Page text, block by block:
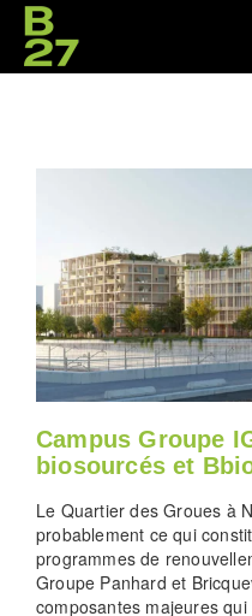
Campus Groupe
biosourcés et
Le Quartier des Groues à
probablement ce qui
programmes de
Groupe Panhard et
composantes majeures